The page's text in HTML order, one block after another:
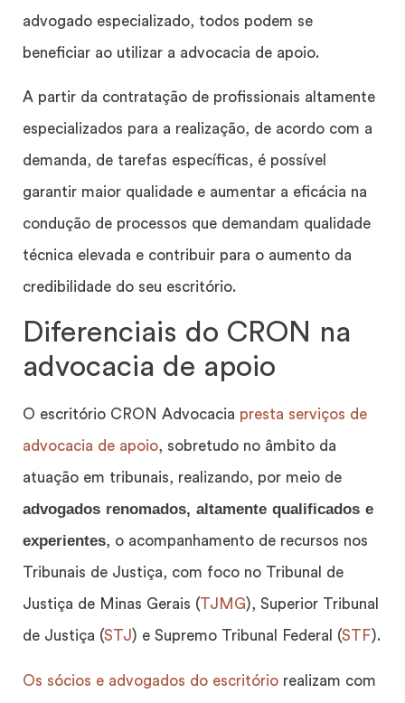
advogado especializado, todos podem se
beneficiar ao utilizar a advocacia de apoio.
A partir da contratação de profissionais altamente
especializados para a realização, de acordo com a
demanda, de tarefas específicas, é possível
garantir maior qualidade e aumentar a eficácia na
condução de processos que demandam qualidade
técnica elevada e contribuir para o aumento da
credibilidade do seu escritório.
Diferenciais do CRON na
advocacia de apoio
O escritório CRON Advocacia presta serviços de
advocacia de apoio, sobretudo no âmbito da
atuação em tribunais, realizando, por meio de
advogados renomados, altamente qualificados e
experientes, o acompanhamento de recursos nos
Tribunais de Justiça, com foco no Tribunal de
Justiça de Minas Gerais (TJMG), Superior Tribunal
de Justiça (STJ) e Supremo Tribunal Federal (STF).
Os sócios e advogados do escritório realizam com